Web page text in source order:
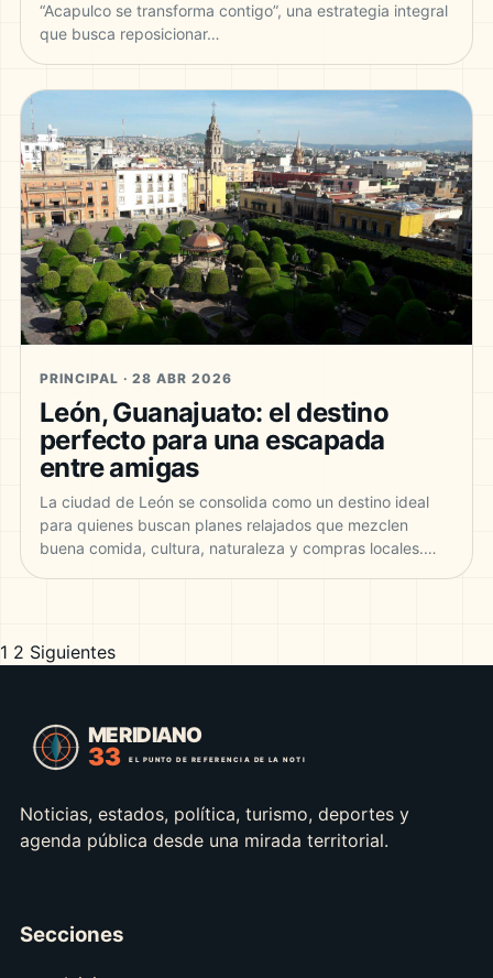
“Acapulco se transforma contigo”, una estrategia integral
que busca reposicionar…
PRINCIPAL · 28 ABR 2026
León, Guanajuato: el destino
perfecto para una escapada
entre amigas
La ciudad de León se consolida como un destino ideal
para quienes buscan planes relajados que mezclen
buena comida, cultura, naturaleza y compras locales.…
Paginación
entradas
1 2 Siguientes
Noticias, estados, política, turismo, deportes y
agenda pública desde una mirada territorial.
Secciones